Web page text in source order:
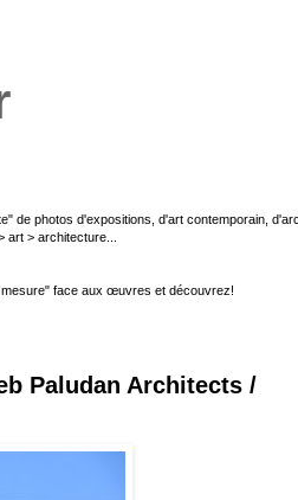
de photos d'expositions, d'art contemporain,
art > architecture...
face aux œuvres et découvrez!
Paludan Architects /